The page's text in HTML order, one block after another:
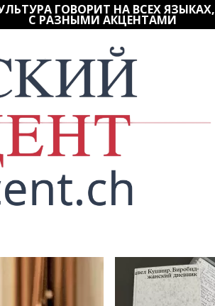
ГОВОРИТ НА ВСЕХ ЯЗЫКАХ,
С РАЗНЫМИ АКЦЕНТАМИ